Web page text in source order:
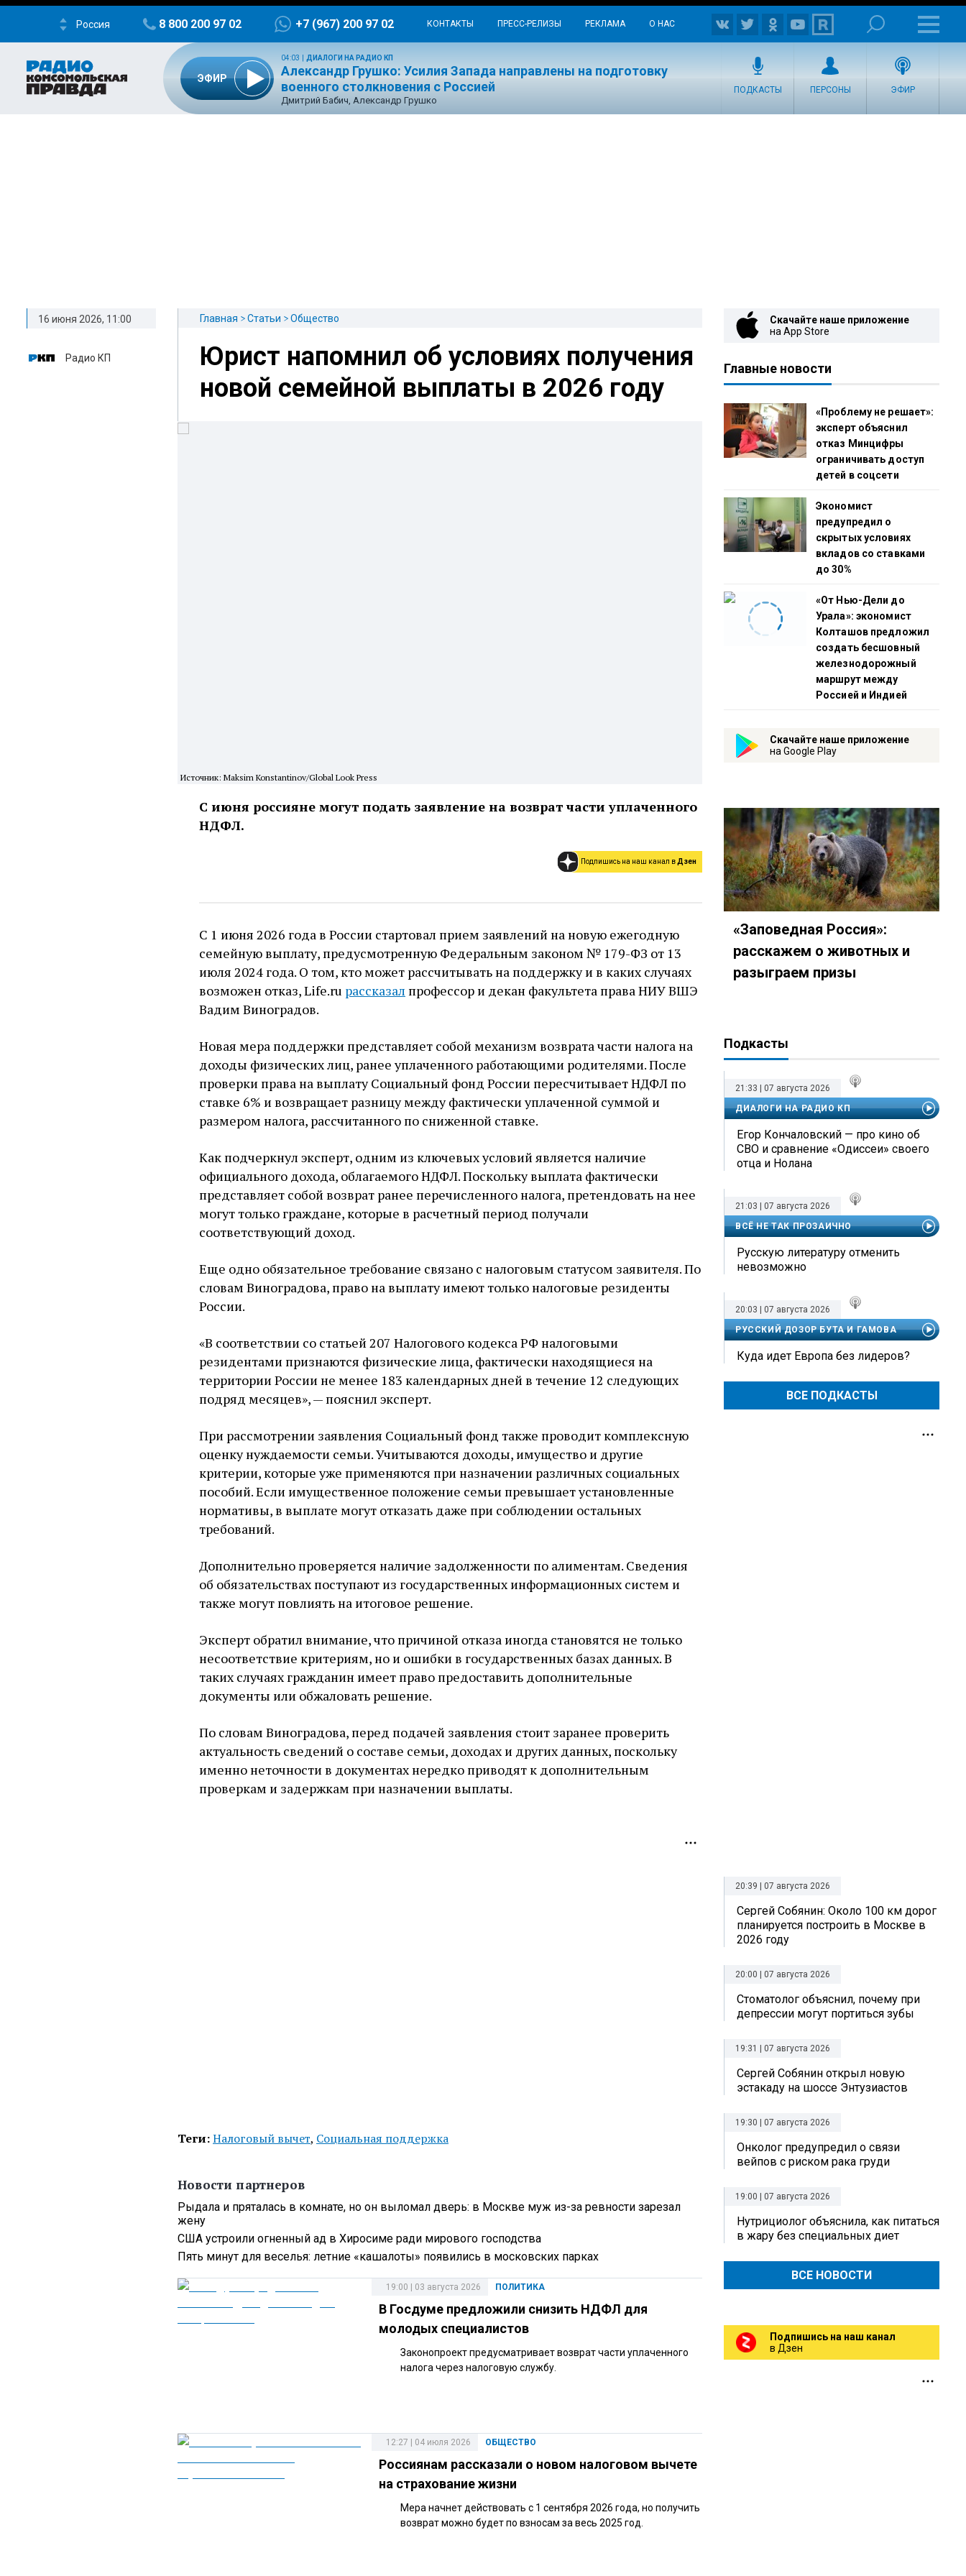
Россия 8 800 200 97 02 +7 (967) 200 97 02 КОНТАКТЫ ПРЕСС-РЕЛИЗЫ РЕКЛАМА О НАС
ЭФИР
04:03 ДИАЛОГИ НА РАДИО КП
Александр Грушко: Усилия Запада направлены на подготовку
военного столкновения с Россией
Дмитрий Бабич, Александр Грушко
ПОДКАСТЫ ПЕРСОНЫ ЭФИР
Главная Статьи Общество
Юрист напомнил об условиях получения
новой семейной выплаты в 2026 году
Источник: Maksim Konstantinov/Global Look Press
С июня россияне могут подать заявление на возврат части уплаченного
НДФЛ.
Подпишись на наш канал вДзен
С 1 июня 2026 года в России стартовал прием заявлений на новую ежегодную
семейную выплату, предусмотренную Федеральным законом № 179-ФЗ от 13
июля 2024 года. О том, кто может рассчитывать на поддержку и в каких случаях
возможен отказ, Life.ru рассказал профессор и декан факультета права НИУ ВШЭ
Вадим Виноградов.
Новая мера поддержки представляет собой механизм возврата части налога на
доходы физических лиц, ранее уплаченного работающими родителями. После
проверки права на выплату Социальный фонд России пересчитывает НДФЛ по
ставке 6% и возвращает разницу между фактически уплаченной суммой и
размером налога, рассчитанного по сниженной ставке.
Как подчеркнул эксперт, одним из ключевых условий является наличие
официального дохода, облагаемого НДФЛ. Поскольку выплата фактически
представляет собой возврат ранее перечисленного налога, претендовать на нее
могут только граждане, которые в расчетный период получали
соответствующий доход.
Еще одно обязательное требование связано с налоговым статусом заявителя. По
словам Виноградова, право на выплату имеют только налоговые резиденты
России.
«В соответствии со статьей 207 Налогового кодекса РФ налоговыми
резидентами признаются физические лица, фактически находящиеся на
территории России не менее 183 календарных дней в течение 12 следующих
подряд месяцев», — пояснил эксперт.
При рассмотрении заявления Социальный фонд также проводит комплексную
оценку нуждаемости семьи. Учитываются доходы, имущество и другие
критерии, которые уже применяются при назначении различных социальных
пособий. Если имущественное положение семьи превышает установленные
нормативы, в выплате могут отказать даже при соблюдении остальных
требований.
Дополнительно проверяется наличие задолженности по алиментам. Сведения
об обязательствах поступают из государственных информационных систем и
также могут повлиять на итоговое решение.
Эксперт обратил внимание, что причиной отказа иногда становятся не только
несоответствие критериям, но и ошибки в государственных базах данных. В
таких случаях гражданин имеет право предоставить дополнительные
документы или обжаловать решение.
По словам Виноградова, перед подачей заявления стоит заранее проверить
актуальность сведений о составе семьи, доходах и других данных, поскольку
именно неточности в документах нередко приводят к дополнительным
проверкам и задержкам при назначении выплаты.
16 июня 2026, 11:00
Радио КП
Теги:Налоговый вычет, Социальная поддержка
Новости партнеров
Рыдала и пряталась в комнате, но он выломал дверь: в Москве муж из-за ревности зарезал
жену
США устроили огненный ад в Хиросиме ради мирового господства
Пять минут для веселья: летние «кашалоты» появились в московских парках
ПОЛИТИКА
19:00 | 03 августа 2026
В Госдуме предложили снизить НДФЛ для
молодых специалистов
Законопроект предусматривает возврат части уплаченного
налога через налоговую службу.
ОБЩЕСТВО
12:27 | 04 июля 2026
Россиянам рассказали о новом налоговом вычете
на страхование жизни
Мера начнет действовать с 1 сентября 2026 года, но получить
возврат можно будет по взносам за весь 2025 год.
Скачайте наше приложение
на App Store
Главные новости
«Проблему не решает»:
эксперт объяснил
отказ Минцифры
ограничивать доступ
детей в соцсети
Экономист
предупредил о
скрытых условиях
вкладов со ставками
до 30%
«От Нью-Дели до
Урала»: экономист
Колташов предложил
создать бесшовный
железнодорожный
маршрут между
Россией и Индией
Скачайте наше приложение
на Google Play
«Заповедная Россия»:
расскажем о животных и
разыграем призы
Подкасты
21:33 | 07 августа 2026
ДИАЛОГИ НА РАДИО КП
Егор Кончаловский — про кино об
СВО и сравнение «Одиссеи» своего
отца и Нолана
21:03 | 07 августа 2026
ВСЁ НЕ ТАК ПРОЗАИЧНО
Русскую литературу отменить
невозможно
20:03 | 07 августа 2026
РУССКИЙ ДОЗОР БУТА И ГАМОВА
Куда идет Европа без лидеров?
ВСЕ ПОДКАСТЫ
20:39 | 07 августа 2026
Сергей Собянин: Около 100 км дорог
планируется построить в Москве в
2026 году
20:00 | 07 августа 2026
Стоматолог объяснил, почему при
депрессии могут портиться зубы
19:31 | 07 августа 2026
Сергей Собянин открыл новую
эстакаду на шоссе Энтузиастов
19:30 | 07 августа 2026
Онколог предупредил о связи
вейпов с риском рака груди
19:00 | 07 августа 2026
Нутрициолог объяснила, как питаться
в жару без специальных диет
ВСЕ НОВОСТИ
Подпишись на наш канал
в Дзен